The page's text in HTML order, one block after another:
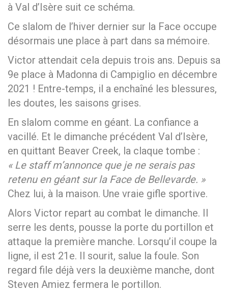
à Val d’Isère suit ce schéma.
Ce slalom de l’hiver dernier sur la Face occupe
désormais une place à part dans sa mémoire.
Victor attendait cela depuis trois ans. Depuis sa
9e place à Madonna di Campiglio en décembre
2021 ! Entre-temps, il a enchaîné les blessures,
les doutes, les saisons grises.
En slalom comme en géant. La confiance a
vacillé. Et le dimanche précédent Val d’Isère,
en quittant Beaver Creek, la claque tombe :
« Le staff m’annonce que je ne serais pas
retenu en géant sur la Face de Bellevarde. »
Chez lui, à la maison. Une vraie gifle sportive.
Alors Victor repart au combat le dimanche. Il
serre les dents, pousse la porte du portillon et
attaque la première manche. Lorsqu’il coupe la
ligne, il est 21e. Il sourit, salue la foule. Son
regard file déjà vers la deuxième manche, dont
Steven Amiez fermera le portillon.